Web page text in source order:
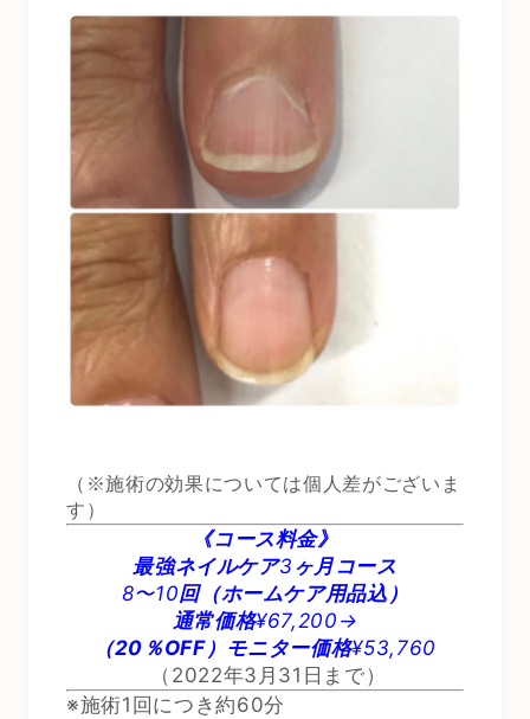
（※施術の効果については個人差がございま
す）
《コース料金》
最強ネイルケア3 ヶ月コース
8〜10回（ホームケア用品込）
通常価格¥67,200→
（20％OFF）モニター価格¥53,760
（2022年3月31日まで）
※施術1回につき約60分